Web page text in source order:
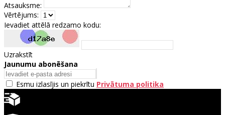
Atsauksme:
Vērtējums:
Ievadiet attēlā redzamo kodu:
Uzrakstīt
Jaunumu abonēšana
Esmu izlasījis un piekrītu Privātuma politika